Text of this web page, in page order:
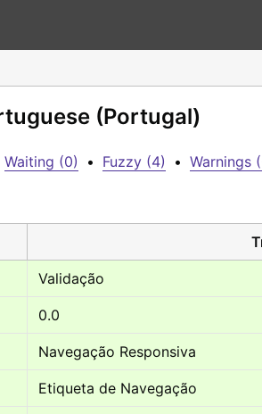
(Portugal)
Waiting (0) • Fuzzy (4) • Warnings
Validação
0.0
Navegação Responsiva
Etiqueta de Navegação